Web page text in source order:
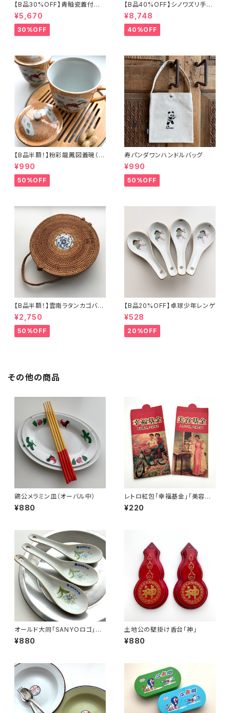
【B品30%OFF】青釉瓷蓋付盒
（蓮の実）
¥5,670
30%OFF
【B品40%OFF】シノワズリ手提
げ三段重「バタフライ」
¥8,748
40%OFF
【B品半額！】粉彩龍鳳図蓋碗（8
0年代景徳鎮デッドストック）
¥990
50%OFF
寿パンダワンハンドルバッグ
¥990
50%OFF
【B品半額！】雲南ラタンカゴバッ
グ
¥2,750
50%OFF
【B品20%OFF】卓球少年レンゲ
¥528
20%OFF
その他の商品
鶏公メラミン皿（オーバル中）
¥880
レトロ紅包「幸福基金」「美容基
金」セット
¥220
オールド大同「SANYOロゴ」レ
ンゲ
¥880
土地公の壁掛け香台「神」
¥880